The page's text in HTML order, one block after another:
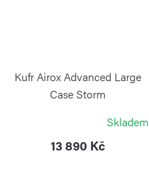
Kufr Airox Advanced Large
Case Storm
Skladem
13 890 Kč